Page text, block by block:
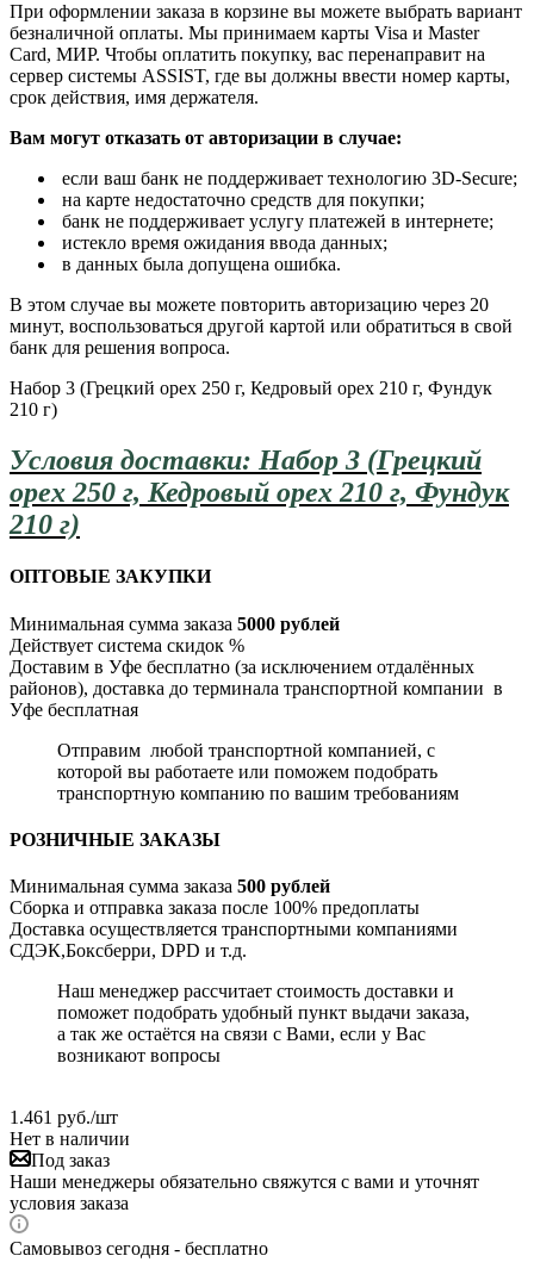
При оформлении заказа в корзине вы можете выбрать вариант
безналичной оплаты. Мы принимаем карты Visa и Master
Card, МИР. Чтобы оплатить покупку, вас перенаправит на
сервер системы ASSIST, где вы должны ввести номер карты,
срок действия, имя держателя.
Вам могут отказать от авторизации в случае:
если ваш банк не поддерживает технологию 3D-Secure;
на карте недостаточно средств для покупки;
банк не поддерживает услугу платежей в интернете;
истекло время ожидания ввода данных;
в данных была допущена ошибка.
В этом случае вы можете повторить авторизацию через 20
минут, воспользоваться другой картой или обратиться в свой
банк для решения вопроса.
Набор 3 (Грецкий орех 250 г, Кедровый орех 210 г, Фундук
210 г)
Условия доставки: Набор 3 (Грецкий
орех 250 г, Кедровый орех 210 г, Фундук
210 г)
ОПТОВЫЕ ЗАКУПКИ
Минимальная сумма заказа 5000 рублей
Действует система скидок %
Доставим в Уфе бесплатно (за исключением отдалённых
районов), доставка до терминала транспортной компании в
Уфе бесплатная
Отправим любой транспортной компанией, с
которой вы работаете или поможем подобрать
транспортную компанию по вашим требованиям
РОЗНИЧНЫЕ ЗАКАЗЫ
Минимальная сумма заказа 500 рублей
Сборка и отправка заказа после 100% предоплаты
Доставка осуществляется транспортными компаниями
СДЭК,Боксберри, DPD и т.д.
Наш менеджер рассчитает стоимость доставки и
поможет подобрать удобный пункт выдачи заказа,
а так же остаётся на связи с Вами, если у Вас
возникают вопросы
1.461 руб./шт
Нет в наличии
Под заказ
Наши менеджеры обязательно свяжутся с вами и уточнят
условия заказа
Самовывоз сегодня - бесплатно